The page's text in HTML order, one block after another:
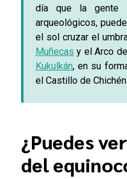
día que la gente
arqueológicos,
el sol cruzar el
Muñecas y el Arco
Kukulkán, en su
el Castillo de
¿Puedes
del